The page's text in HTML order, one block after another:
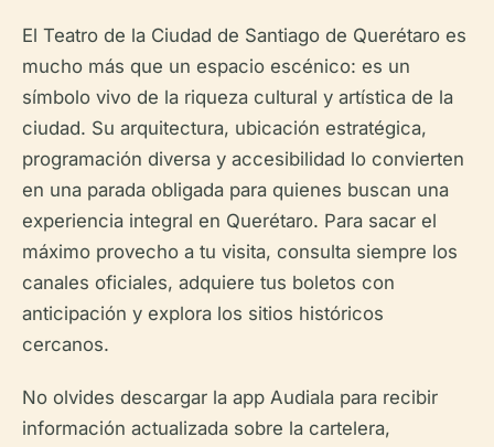
El Teatro de la Ciudad de Santiago de Querétaro es
mucho más que un espacio escénico: es un
símbolo vivo de la riqueza cultural y artística de la
ciudad. Su arquitectura, ubicación estratégica,
programación diversa y accesibilidad lo convierten
en una parada obligada para quienes buscan una
experiencia integral en Querétaro. Para sacar el
máximo provecho a tu visita, consulta siempre los
canales oficiales, adquiere tus boletos con
anticipación y explora los sitios históricos
cercanos.
No olvides descargar la app Audiala para recibir
información actualizada sobre la cartelera,